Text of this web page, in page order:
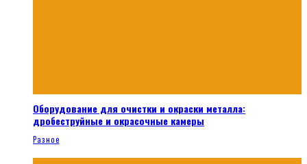
Оборудование для очистки и окраски металла:
дробеструйные и окрасочные камеры
Разное